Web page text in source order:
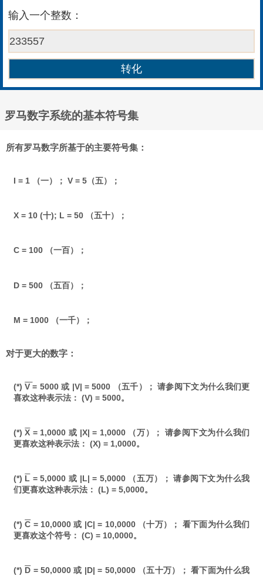
输入一个整数：
罗马数字系统的基本符号集
所有罗马数字所基于的主要符号集：
I = 1 （一）； V = 5（五）；
X = 10 (十); L = 50 （五十）；
C = 100 （一百）；
D = 500 （五百）；
M = 1000 （一千）；
对于更大的数字：
(*)V= 5000 或 |V| = 5000 （五千）； 请参阅下文为什么我们更
喜欢这种表示法： (V) = 5000。
(*)X = 1,0000 或 |X| = 1,0000 （万）； 请参阅下文为什么我们
更喜欢这种表示法： (X) = 1,0000。
(*) L = 5,0000 或 |L| = 5,0000 （五万）； 请参阅下文为什么我
们更喜欢这种表示法： (L) = 5,0000。
(*)C = 10,0000 或 |C| = 10,0000 （十万）； 看下面为什么我们
更喜欢这个符号： (C) = 10,0000。
(*) D = 50,0000 或 |D| = 50,0000 （五十万）； 看下面为什么我